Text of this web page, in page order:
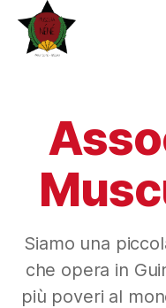
Siamo una
che opera in
più poveri al